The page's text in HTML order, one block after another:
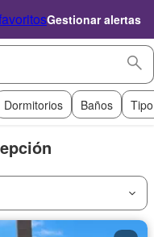
Gestionar alertas
Dormitorios Baños